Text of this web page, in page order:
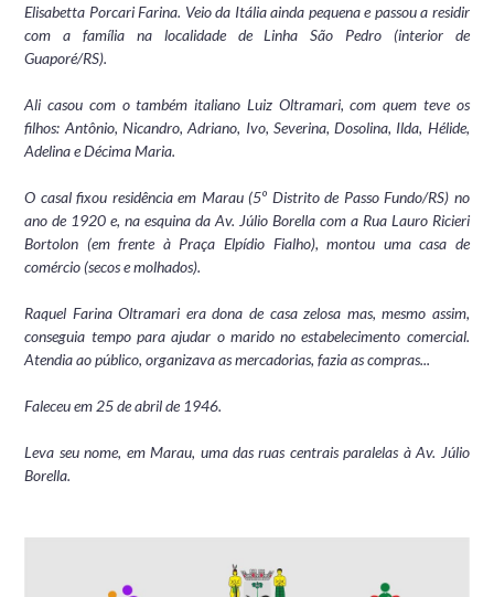
Elisabetta Porcari Farina. Veio da Itália ainda pequena e passou a residir
com a família na localidade de Linha São Pedro (interior de
Guaporé/RS).
Ali casou com o também italiano Luiz Oltramari, com quem teve os
filhos: Antônio, Nicandro, Adriano, Ivo, Severina, Dosolina, Ilda, Hélide,
Adelina e Décima Maria.
O casal fixou residência em Marau (5º Distrito de Passo Fundo/RS) no
ano de 1920 e, na esquina da Av. Júlio Borella com a Rua Lauro Ricieri
Bortolon (em frente à Praça Elpídio Fialho), montou uma casa de
comércio (secos e molhados).
Raquel Farina Oltramari era dona de casa zelosa mas, mesmo assim,
conseguia tempo para ajudar o marido no estabelecimento comercial.
Atendia ao público, organizava as mercadorias, fazia as compras...
Faleceu em 25 de abril de 1946.
Leva seu nome, em Marau, uma das ruas centrais paralelas à Av. Júlio
Borella.